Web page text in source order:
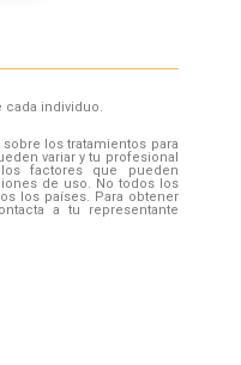
cada individuo.
los tratamientos para
variar y tu profesional
factores que pueden
de uso. No todos los
los países. Para obtener
a tu representante